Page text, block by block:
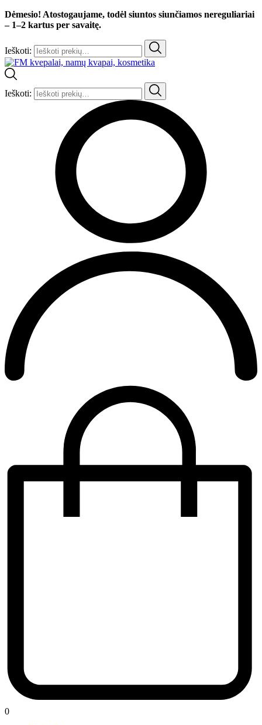
Dėmesio! Atostogaujame, todėl siuntos siunčiamos nereguliariai
– 1–2 kartus per savaitę.
Ieškoti:
Ieškoti:
0